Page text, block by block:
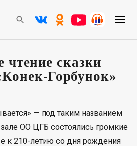
чтение сказки
Горбунок»
— под таким названием
ОО ЦГБ состоялись громкие
к 210-летию со дня рождения